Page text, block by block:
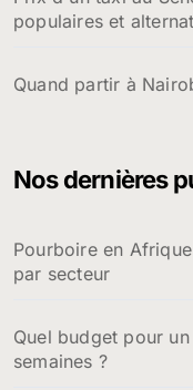
populaires et
Quand partir à
Nos dernières
Pourboire en
par secteur
Quel budget pour
semaines ?